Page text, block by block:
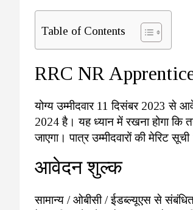
Table of Contents
RRC NR
योग्य उम्मीदवार 11 दिसंबर 2023
2024 है। यह ध्यान में रखना होगा कि
जाएगा। पात्र उम्मीदवारों की मेरिट
आवेदन शुल्क
सामान्य / ओबीसी / ईडब्ल्यूएस से